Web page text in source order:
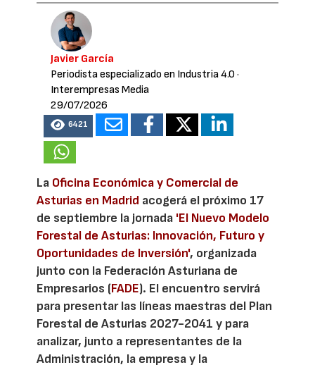
Javier García
Periodista especializado en Industria 4.0 ·
Interempresas Media
29/07/2026
6421
La Oficina Económica y Comercial de
Asturias en Madrid acogerá el próximo 17
de septiembre la jornada 'El Nuevo Modelo
Forestal de Asturias: Innovación, Futuro y
Oportunidades de Inversión', organizada
junto con la Federación Asturiana de
Empresarios (FADE). El encuentro servirá
para presentar las líneas maestras del Plan
Forestal de Asturias 2027-2041 y para
analizar, junto a representantes de la
Administración, la empresa y la